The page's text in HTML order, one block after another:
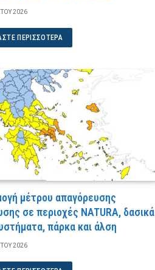
2026
ΠΕΡΙΣΣΌΤΕΡΑ
μέτρου απαγόρευσης
σε περιοχές NATURA, δασικά
πάρκα και άλση
2026